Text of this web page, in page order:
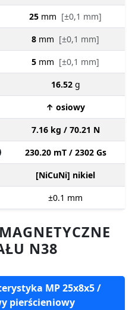
25 mm [±0,1 mm]
8 mm [±0,1 mm]
5 mm [±0,1 mm]
16.52 g
↑ osiowy
7.16 kg / 70.21 N
230.20 mT / 2302 Gs
[NiCuNi] nikiel
±0.1 mm
N38
MP 25x8x5 /
pierścieniowy